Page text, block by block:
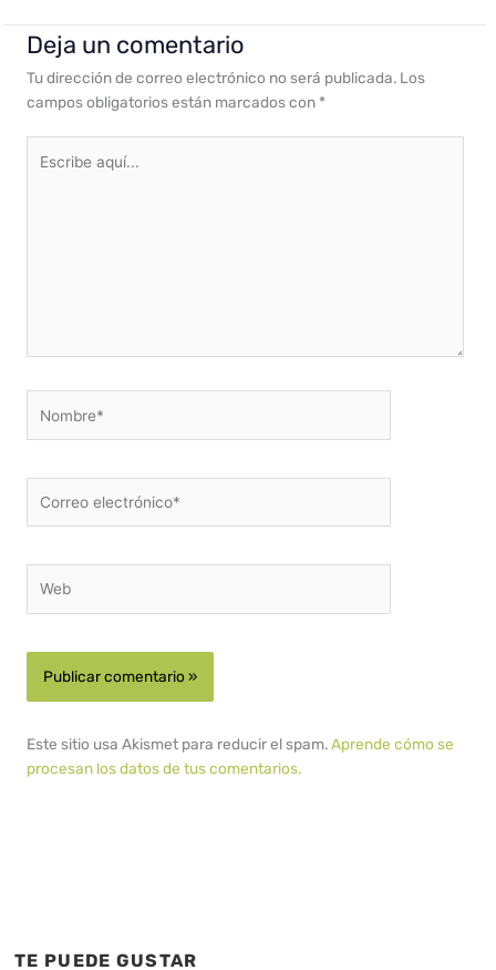
Deja un comentario
Tu dirección de correo electrónico no será publicada. Los
campos obligatorios están marcados con *
aquí...
electrónico*
Este sitio usa Akismet para reducir el spam.Aprende cómo se
procesan los datos de tus comentarios.
TE PUEDE GUSTAR